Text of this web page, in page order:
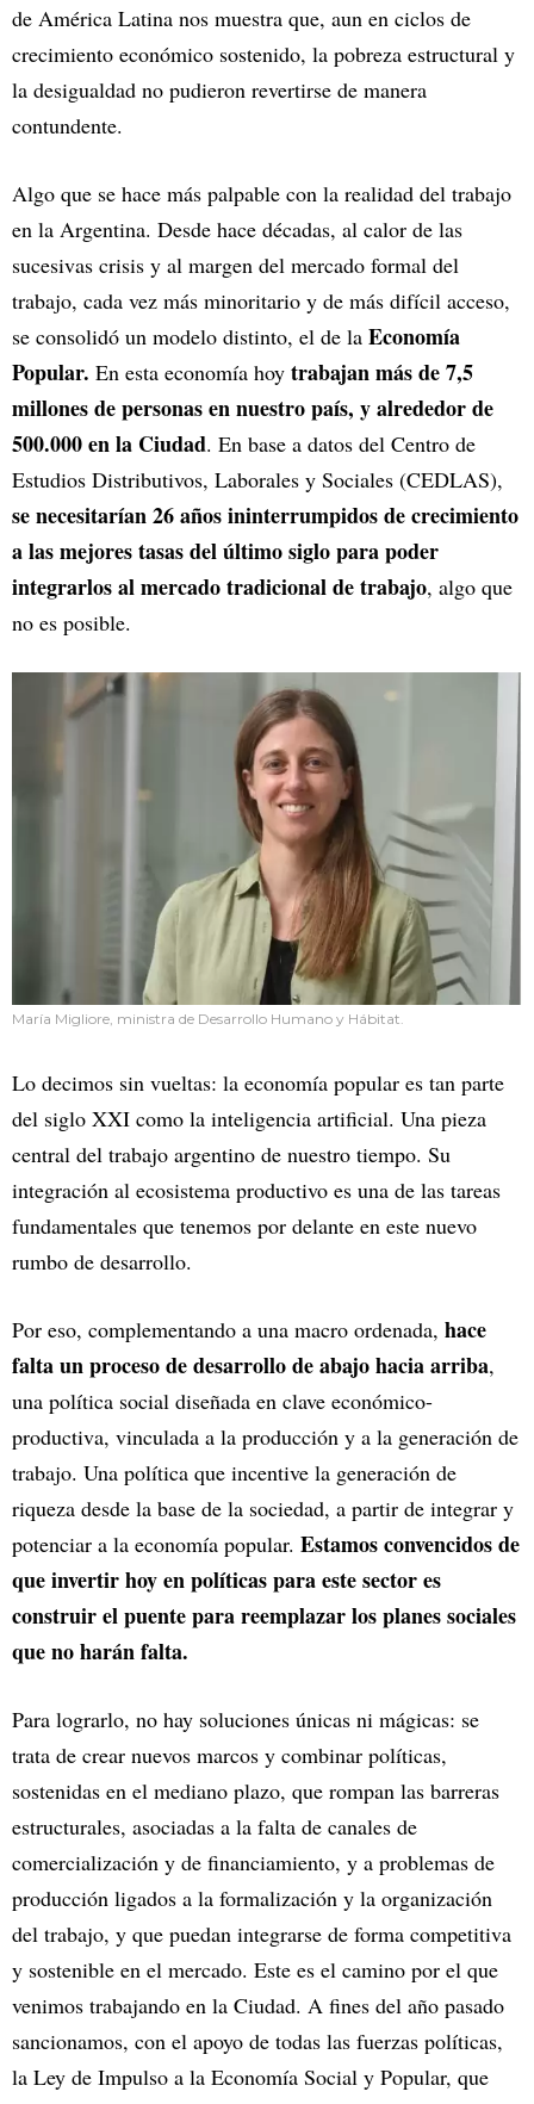
de América Latina nos muestra que, aun en ciclos de
crecimiento económico sostenido, la pobreza estructural y
la desigualdad no pudieron revertirse de manera
contundente.
Algo que se hace más palpable con la realidad del trabajo
en la Argentina. Desde hace décadas, al calor de las
sucesivas crisis y al margen del mercado formal del
trabajo, cada vez más minoritario y de más difícil acceso,
se consolidó un modelo distinto, el de la Economía
Popular. En esta economía hoy trabajan más de 7,5
millones de personas en nuestro país, y alrededor de
500.000 en la Ciudad. En base a datos del Centro de
Estudios Distributivos, Laborales y Sociales (CEDLAS),
se necesitarían 26 años ininterrumpidos de crecimiento
a las mejores tasas del último siglo para poder
integrarlos al mercado tradicional de trabajo, algo que
no es posible.
María Migliore, ministra de Desarrollo Humano y Hábitat.
Lo decimos sin vueltas: la economía popular es tan parte
del siglo XXI como la inteligencia artificial. Una pieza
central del trabajo argentino de nuestro tiempo. Su
integración al ecosistema productivo es una de las tareas
fundamentales que tenemos por delante en este nuevo
rumbo de desarrollo.
Por eso, complementando a una macro ordenada, hace
falta un proceso de desarrollo de abajo hacia arriba,
una política social diseñada en clave económico-
productiva, vinculada a la producción y a la generación de
trabajo. Una política que incentive la generación de
riqueza desde la base de la sociedad, a partir de integrar y
potenciar a la economía popular. Estamos convencidos de
que invertir hoy en políticas para este sector es
construir el puente para reemplazar los planes sociales
que no harán falta.
Para lograrlo, no hay soluciones únicas ni mágicas: se
trata de crear nuevos marcos y combinar políticas,
sostenidas en el mediano plazo, que rompan las barreras
estructurales, asociadas a la falta de canales de
comercialización y de financiamiento, y a problemas de
producción ligados a la formalización y la organización
del trabajo, y que puedan integrarse de forma competitiva
y sostenible en el mercado. Este es el camino por el que
venimos trabajando en la Ciudad. A fines del año pasado
sancionamos, con el apoyo de todas las fuerzas políticas,
la Ley de Impulso a la Economía Social y Popular, que